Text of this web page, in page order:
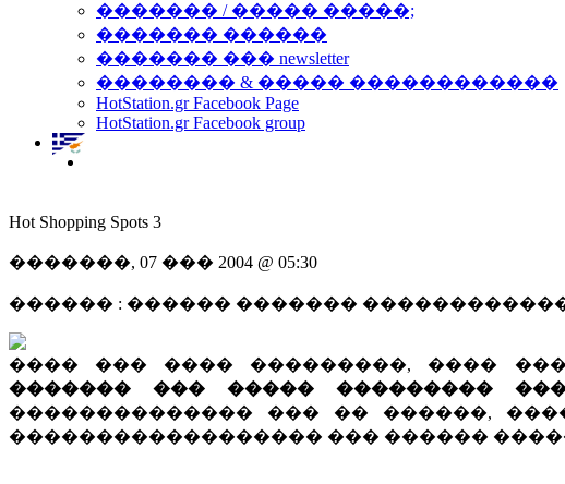
������� / ����� �����;
������� ������
������� ��� newsletter
�������� & ����� ������������
HotStation.gr Facebook Page
HotStation.gr Facebook group
Hot Shopping Spots 3
�������, 07 ��� 2004 @ 05:30
������ : ������ �������
���� ��� ���� ���������, ����
������� ��� ����� ���������
�������������� ��� �� ������,
������������������ ��� ������